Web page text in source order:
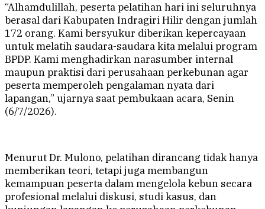
“Alhamdulillah, peserta pelatihan hari ini seluruhnya
berasal dari Kabupaten Indragiri Hilir dengan jumlah
172 orang. Kami bersyukur diberikan kepercayaan
untuk melatih saudara-saudara kita melalui program
BPDP. Kami menghadirkan narasumber internal
maupun praktisi dari perusahaan perkebunan agar
peserta memperoleh pengalaman nyata dari
lapangan,” ujarnya saat pembukaan acara, Senin
(6/7/2026).
Menurut Dr. Mulono, pelatihan dirancang tidak hanya
memberikan teori, tetapi juga membangun
kemampuan peserta dalam mengelola kebun secara
profesional melalui diskusi, studi kasus, dan